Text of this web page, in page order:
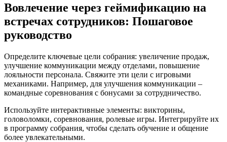
Вовлечение через геймификацию на
встречах сотрудников: Пошаговое
руководство
Определите ключевые цели собрания: увеличение продаж,
улучшение коммуникации между отделами, повышение
лояльности персонала. Свяжите эти цели с игровыми
механиками. Например, для улучшения коммуникации –
командные соревнования с бонусами за сотрудничество.
Используйте интерактивные элементы: викторины,
головоломки, соревнования, ролевые игры. Интегрируйте их
в программу собрания, чтобы сделать обучение и общение
более увлекательными.